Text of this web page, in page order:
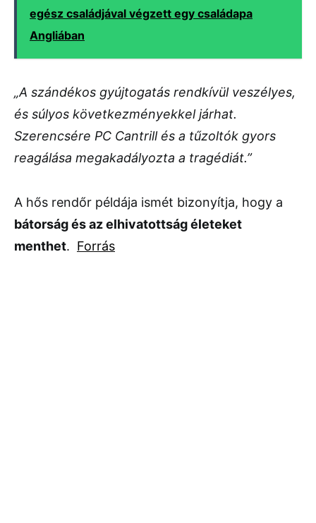
egész családjával végzett egy családapa
Angliában
„A szándékos gyújtogatás rendkívül veszélyes,
és súlyos következményekkel járhat.
Szerencsére PC Cantrill és a tűzoltók gyors
reagálása megakadályozta a tragédiát.”
A hős rendőr példája ismét bizonyítja, hogy a
bátorság és az elhivatottság életeket
menthet. Forrás